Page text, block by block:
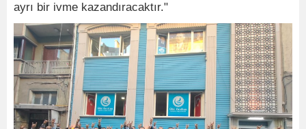
ayrı bir ivme kazandıracaktır."